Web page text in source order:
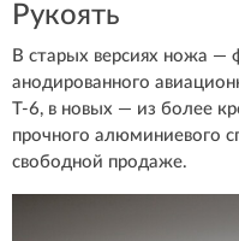
Рукоять
В старых версиях ножа —
анодированного
Т-6, в новых — из более
прочного алюминиевого
свободной продаже.